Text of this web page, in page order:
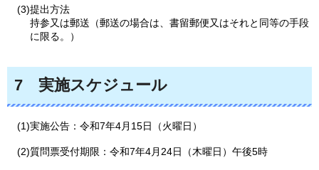
(3)提出方法
持参又は郵送（郵送の場合は、書留郵便又はそれと同等の手段
に限る。）
7 実施スケジュール
(1)実施公告：令和7年4月15日（火曜日）
(2)質問票受付期限：令和7年4月24日（木曜日）午後5時